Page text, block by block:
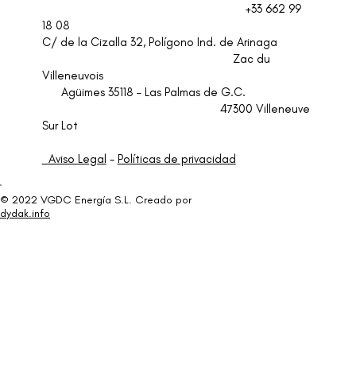
+33 662 99
18 08
C/ de la Cizalla 32, Polígono Ind. de Arinaga
Zac du
Villeneuvois
Agüimes 35118 – Las Palmas de G.C.
47300 Villeneuve
Sur Lot
Aviso Legal - Políticas de privacidad
© 2022 VGDC Energía S.L. Creado por
dydak.info